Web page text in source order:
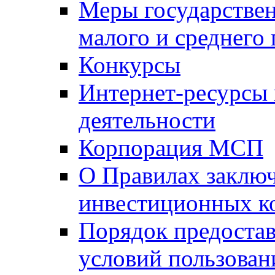
Меры
малого и среднего
Конкурсы
Интернет-
деятельности
Корпорация МСП
О Правилах
инвестиционных
Порядок
условий